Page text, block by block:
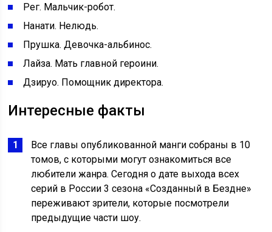
Рег. Мальчик-робот.
Нанати. Нелюдь.
Прушка. Девочка-альбинос.
Лайза. Мать главной героини.
Дзируо. Помощник директора.
Интересные факты
Все главы опубликованной манги собраны в 10
томов, с которыми могут ознакомиться все
любители жанра. Сегодня о дате выхода всех
серий в России 3 сезона «Созданный в Бездне»
переживают зрители, которые посмотрели
предыдущие части шоу.